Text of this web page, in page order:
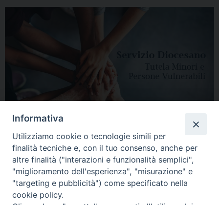
HOME DIOCESI VESCOVO CURIA VESCOVILE NEWS
Informativa
Utilizziamo cookie o tecnologie simili per
finalità tecniche e, con il tuo consenso, anche per
altre finalità ("interazioni e funzionalità semplici",
"miglioramento dell'esperienza", "misurazione" e
"targeting e pubblicità") come specificato nella
cookie policy.